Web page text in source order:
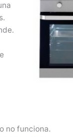
no funciona.